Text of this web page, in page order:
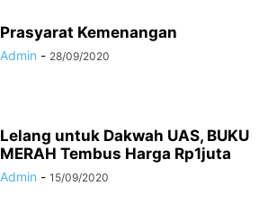
Prasyarat Kemenangan
Admin - 28/09/2020
Lelang untuk Dakwah UAS, BUKU
MERAH Tembus Harga Rp1juta
Admin - 15/09/2020